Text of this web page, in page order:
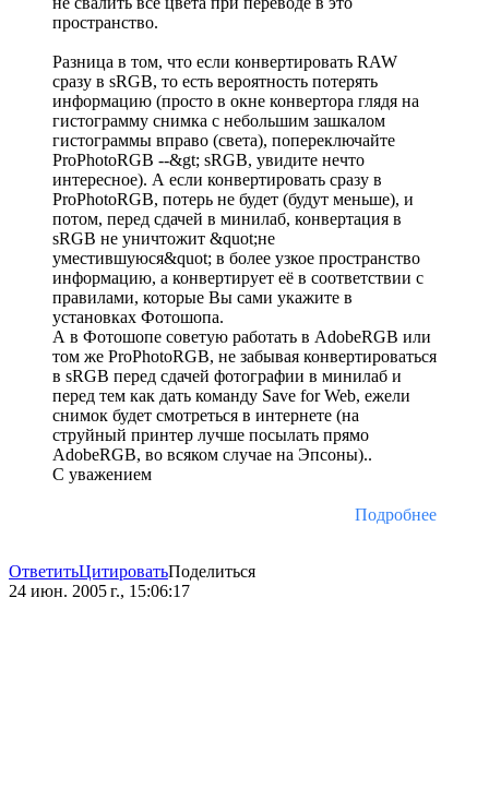
пространство.
Разница в том, что если конвертировать RAW
сразу в sRGB, то есть вероятность потерять
информацию (просто в окне конвертора глядя на
гистограмму снимка с небольшим зашкалом
гистограммы вправо (света), попереключайте
ProPhotoRGB --&gt; sRGB, увидите нечто
интересное). А если конвертировать сразу в
ProPhotoRGB, потерь не будет (будут меньше), и
потом, перед сдачей в минилаб, конвертация в
sRGB не уничтожит &quot;не
уместившуюся&quot; в более узкое пространство
информацию, а конвертирует её в соответствии с
правилами, которые Вы сами укажите в
установках Фотошопа.
А в Фотошопе советую работать в AdobeRGB или
том же ProPhotoRGB, не забывая конвертироваться
в sRGB перед сдачей фотографии в минилаб и
перед тем как дать команду Save for Web, ежели
снимок будет смотреться в интернете (на
струйный принтер лучше посылать прямо
AdobeRGB, во всяком случае на Эпсоны)..
С уважением
Подробнее
ОтветитьЦитироватьПоделиться
24 июн. 2005 г., 15:06:17